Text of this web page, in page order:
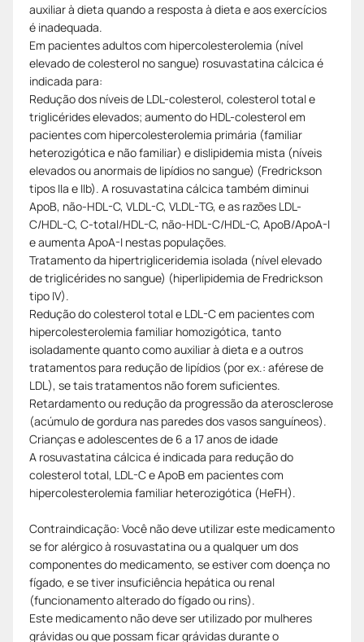
auxiliar à dieta quando a resposta à dieta e aos exercícios
é inadequada.
Em pacientes adultos com hipercolesterolemia (nível
elevado de colesterol no sangue) rosuvastatina cálcica é
indicada para:
Redução dos níveis de LDL-colesterol, colesterol total e
triglicérides elevados; aumento do HDL-colesterol em
pacientes com hipercolesterolemia primária (familiar
heterozigótica e não familiar) e dislipidemia mista (níveis
elevados ou anormais de lipídios no sangue) (Fredrickson
tipos IIa e IIb). A rosuvastatina cálcica também diminui
ApoB, não-HDL-C, VLDL-C, VLDL-TG, e as razões LDL-
C/HDL-C, C-total/HDL-C, não-HDL-C/HDL-C, ApoB/ApoA-I
e aumenta ApoA-I nestas populações.
Tratamento da hipertrigliceridemia isolada (nível elevado
de triglicérides no sangue) (hiperlipidemia de Fredrickson
tipo IV).
Redução do colesterol total e LDL-C em pacientes com
hipercolesterolemia familiar homozigótica, tanto
isoladamente quanto como auxiliar à dieta e a outros
tratamentos para redução de lipídios (por ex.: aférese de
LDL), se tais tratamentos não forem suficientes.
Retardamento ou redução da progressão da aterosclerose
(acúmulo de gordura nas paredes dos vasos sanguíneos).
Crianças e adolescentes de 6 a 17 anos de idade
A rosuvastatina cálcica é indicada para redução do
colesterol total, LDL-C e ApoB em pacientes com
hipercolesterolemia familiar heterozigótica (HeFH).
Contraindicação: Você não deve utilizar este medicamento
se for alérgico à rosuvastatina ou a qualquer um dos
componentes do medicamento, se estiver com doença no
fígado, e se tiver insuficiência hepática ou renal
(funcionamento alterado do fígado ou rins).
Este medicamento não deve ser utilizado por mulheres
grávidas ou que possam ficar grávidas durante o